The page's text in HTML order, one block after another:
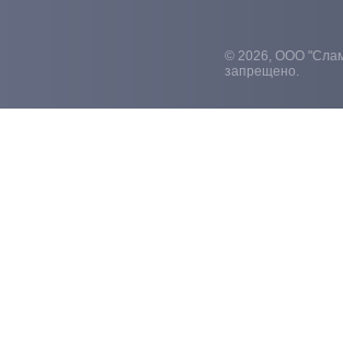
© 2026, ООО
запрещено.